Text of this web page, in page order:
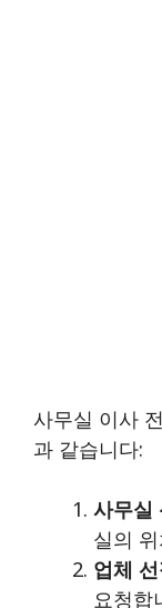
사무실 이사
과 같습니다:
사무실
실의
업체
요청합